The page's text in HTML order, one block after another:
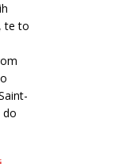
te to
do